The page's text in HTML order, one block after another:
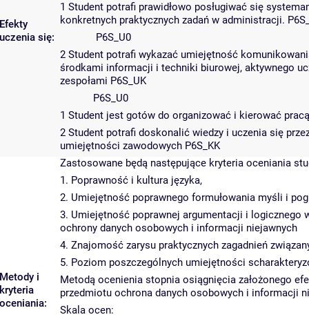
Efekty
uczenia się:
1 Student potrafi prawidłowo posługiwać się
konkretnych praktycznych zadań w administracji.
P6S_U0
2 Student potrafi wykazać umiejętność
środkami informacji i techniki biurowej, aktywnego
zespołami P6S_UK
P6S_U0
1 Student jest gotów do organizować i kierować
2 Student potrafi doskonalić wiedzy i uczenia się
umiejętności zawodowych P6S_KK
Metody i
kryteria
oceniania:
Zastosowane będą następujące kryteria oceniania
1. Poprawność i kultura języka,
2. Umiejętność poprawnego formułowania myśli i
3. Umiejętność poprawnej argumentacji i logicznego
ochrony danych osobowych i informacji niejawnych
4. Znajomość zarysu praktycznych zagadnień
5. Poziom poszczególnych umiejętności
Metodą ocenienia stopnia osiągnięcia założonego
przedmiotu ochrona danych osobowych i informacji
Skala ocen: